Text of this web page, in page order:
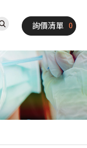
詢價清單